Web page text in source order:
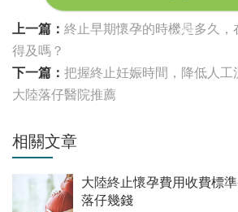
上一篇： 終止早期懷孕的時機是多久
得及嗎？
下一篇： 把握終止妊娠時間，降低人工
大陸落仔醫院推薦
相關文章
大陸終止懷孕費用收費標
落仔幾錢